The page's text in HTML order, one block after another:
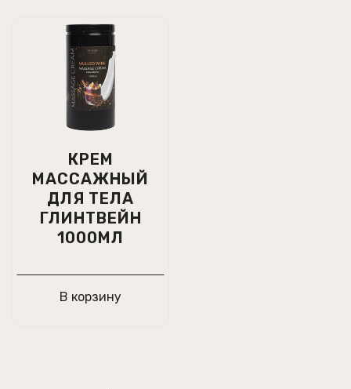
КРЕМ
МАССАЖНЫЙ
ДЛЯ ТЕЛА
ГЛИНТВЕЙН
1000МЛ
В корзину